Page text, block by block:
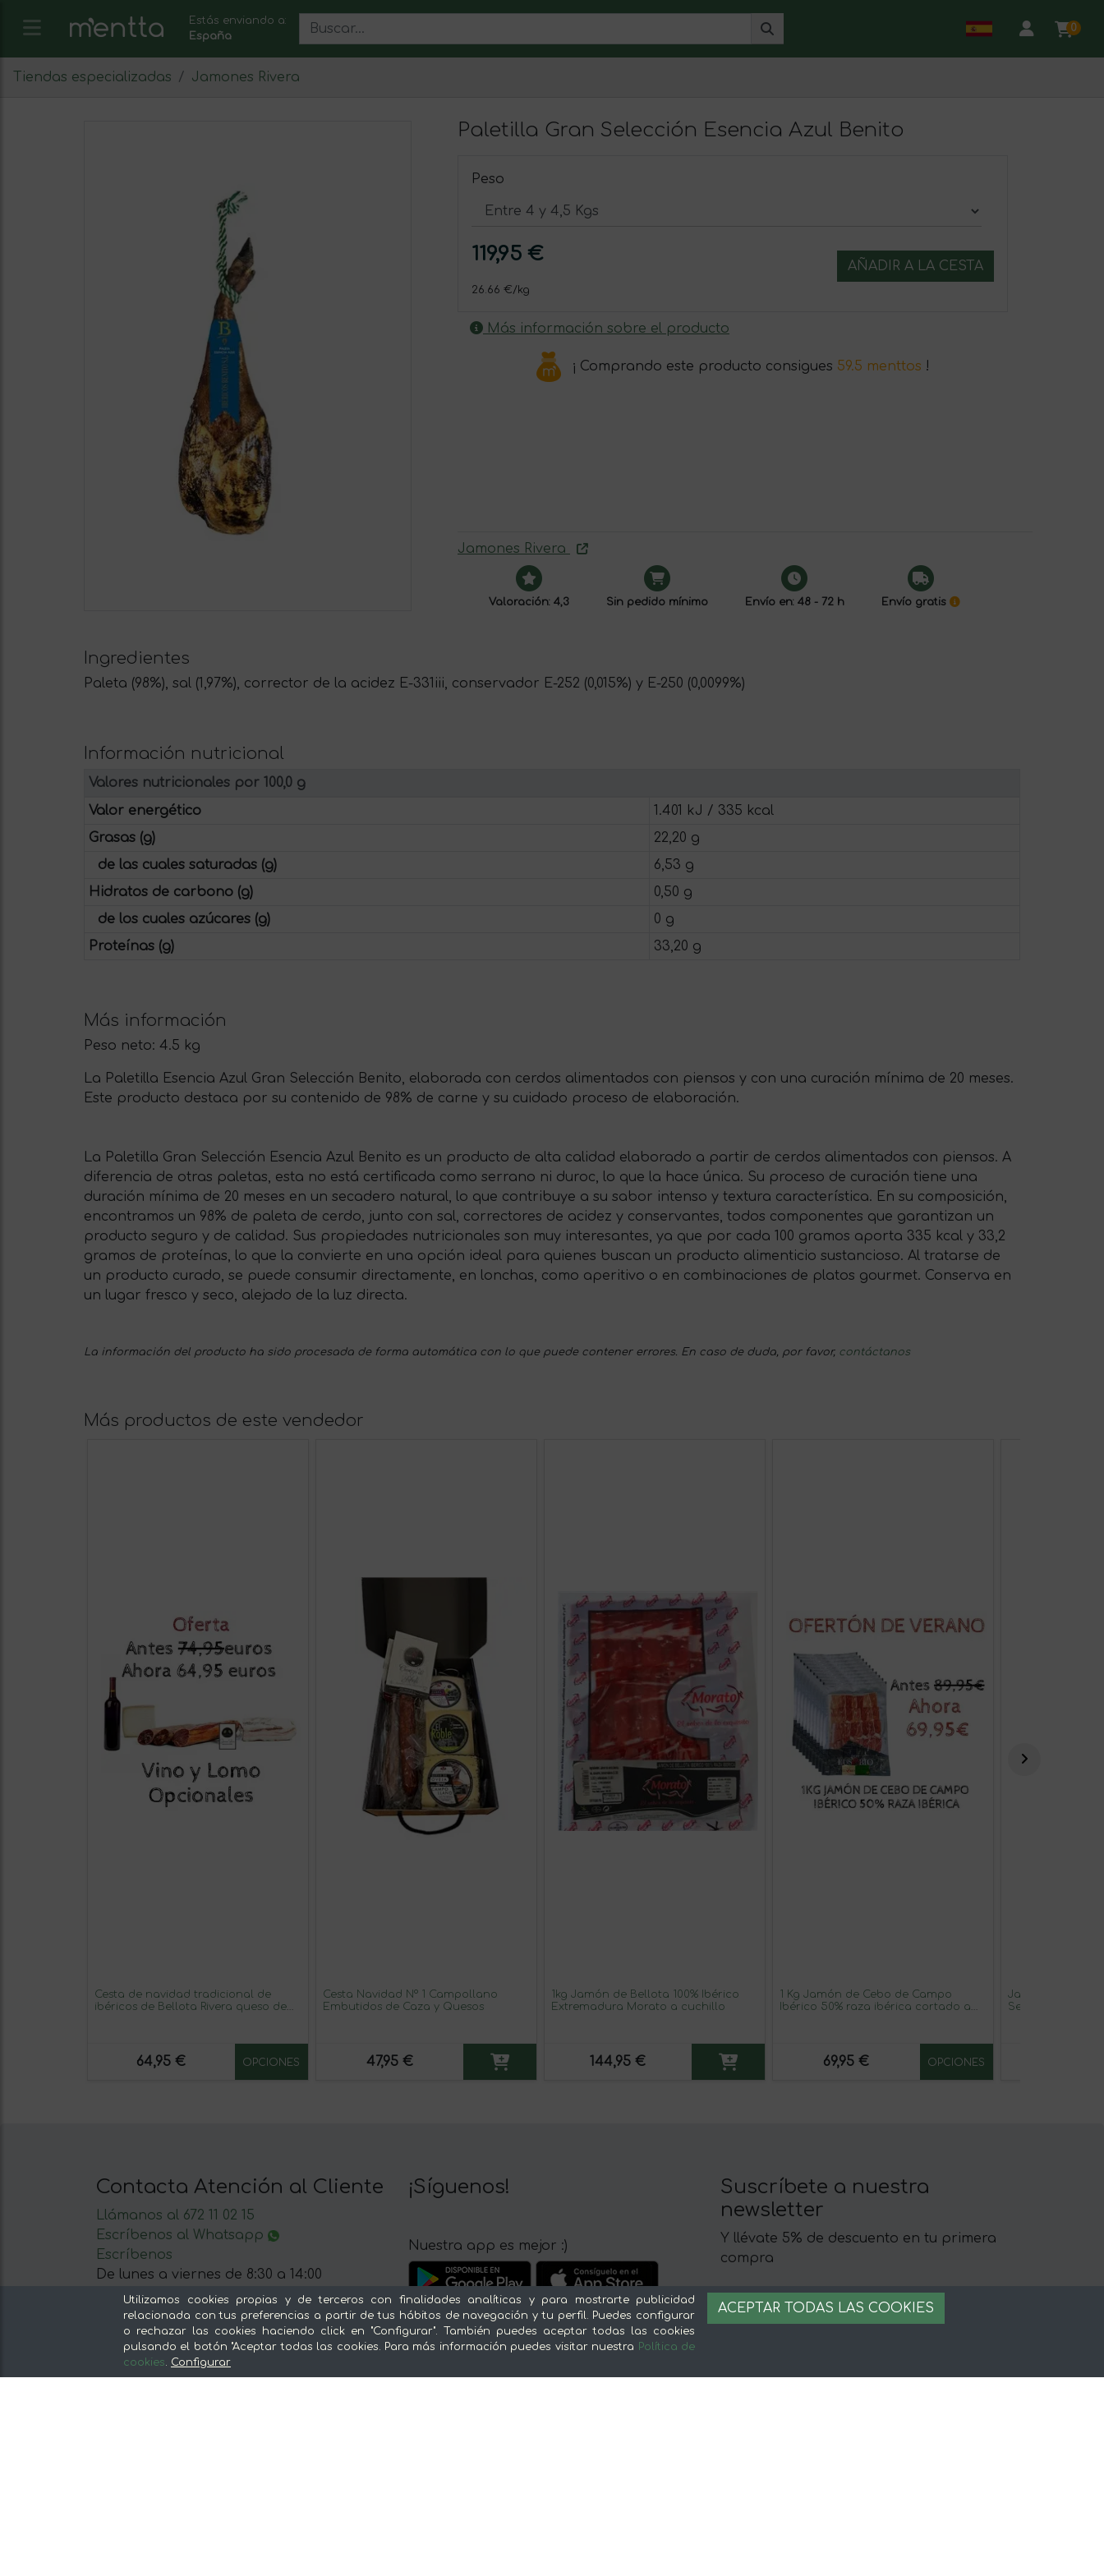
Estás enviando a:
España
0
Tiendas especializadas Jamones Rivera
Paletilla Gran Selección Esencia Azul Benito
Peso
119,95 €
26.66 €/kg
AÑADIR A LA CESTA
Más información sobre el producto
¡ Comprando este producto consigues 59.5 menttos !
Jamones Rivera
Valoración: 4,3 Sin pedido mínimo Envío en: 48 - 72 h Envío gratis
Ingredientes
Paleta (98%), sal (1,97%), corrector de la acidez E-331iii, conservador E-252 (0,015%) y E-250 (0,0099%)
Información nutricional
Valores nutricionales por 100,0 g
Valor energético
1.401 kJ / 335 kcal
Grasas (g)
22,20 g
de las cuales saturadas (g)
6,53 g
Hidratos de carbono (g)
0,50 g
de los cuales azúcares (g)
0 g
Proteínas (g)
33,20 g
Más información
Peso neto: 4.5 kg
La Paletilla Esencia Azul Gran Selección Benito, elaborada con cerdos alimentados con piensos y con una curación mínima de 20 meses.
Este producto destaca por su contenido de 98% de carne y su cuidado proceso de elaboración.
La Paletilla Gran Selección Esencia Azul Benito es un producto de alta calidad elaborado a partir de cerdos alimentados con piensos. A
diferencia de otras paletas, esta no está certificada como serrano ni duroc, lo que la hace única. Su proceso de curación tiene una
duración mínima de 20 meses en un secadero natural, lo que contribuye a su sabor intenso y textura característica. En su composición,
encontramos un 98% de paleta de cerdo, junto con sal, correctores de acidez y conservantes, todos componentes que garantizan un
producto seguro y de calidad. Sus propiedades nutricionales son muy interesantes, ya que por cada 100 gramos aporta 335 kcal y 33,2
gramos de proteínas, lo que la convierte en una opción ideal para quienes buscan un producto alimenticio sustancioso. Al tratarse de
un producto curado, se puede consumir directamente, en lonchas, como aperitivo o en combinaciones de platos gourmet. Conserva en
un lugar fresco y seco, alejado de la luz directa.
La información del producto ha sido procesada de forma automática con lo que puede contener errores. En caso de duda, por favor, contáctanos
Más productos de este vendedor
Cesta de navidad tradicional de
ibéricos de Bellota Rivera queso de
64,95 € OPCIONES
Cesta Navidad Nº 1 Campollano
Embutidos de Caza y Quesos
47,95 €
1kg Jamón de Bellota 100% Ibérico
Extremadura Morato a cuchillo
144,95 €
1 Kg Jamón de Cebo de Campo
Ibérico 50% raza ibérica cortado a
69,95 € OPCIONES
Jamón de
Selección
Contacta Atención al Cliente
Llámanos al 672 11 02 15
Escríbenos al Whatsapp
Escríbenos
De lunes a viernes de 8:30 a 14:00
¡Síguenos!
Nuestra app es mejor :)
Suscríbete a nuestra
newsletter
Y llévate 5% de descuento en tu primera
compra
Nuestras secciones Sobre mentta Legal
Utilizamos cookies propias y de terceros con finalidades analíticas y para mostrarte publicidad
relacionada con tus preferencias a partir de tus hábitos de navegación y tu perfil. Puedes configurar
o rechazar las cookies haciendo click en "Configurar". También puedes aceptar todas las cookies
pulsando el botón "Aceptar todas las cookies. Para más información puedes visitar nuestra Política de
cookies. Configurar
ACEPTAR TODAS LAS COOKIES